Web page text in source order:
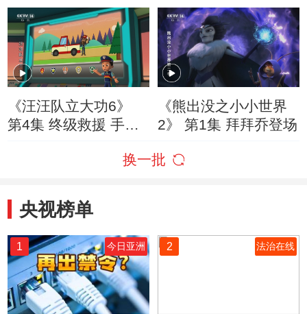
导游光头强
《汪汪队立大功6》
第4集 终级救援 手机
《熊出没之小小世界
2》 第1集 拜拜乔登场
换一批
央视榜单
1 今日亚洲 2 法治在线